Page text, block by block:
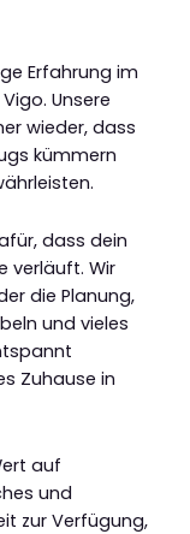
Erfahrung im
Unsere
wieder, dass
kümmern
dass dein
verläuft. Wir
die Planung,
und vieles
Zuhause in
auf
und
zur Verfügung,